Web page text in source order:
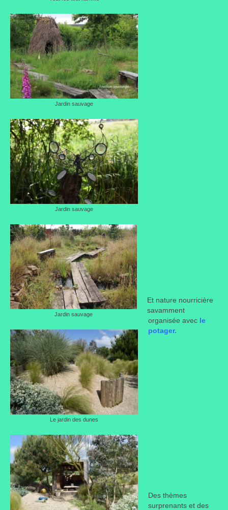
Jardin sauvage
Jardin sauvage
Jardin sauvage
Le jardin des dunes
Et nature nourricière
savamment
organisée avec le
potager.
Des thèmes
surprenants et des